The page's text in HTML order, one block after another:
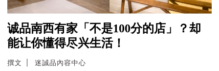
诚品南西有家「不是100分的店」？却
能让你懂得尽兴生活！
撰文 迷誠品內容中心